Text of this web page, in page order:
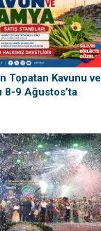
Topatan Kavunu ve
8-9 Ağustos’ta